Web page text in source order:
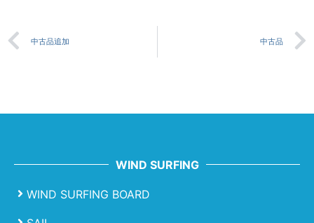
中古品追加 中古品
WIND SURFING
WIND SURFING BOARD